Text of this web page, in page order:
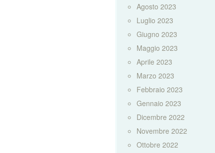
Agosto 2023
Luglio 2023
Giugno 2023
Maggio 2023
Aprile 2023
Marzo 2023
Febbraio 2023
Gennaio 2023
Dicembre 2022
Novembre 2022
Ottobre 2022